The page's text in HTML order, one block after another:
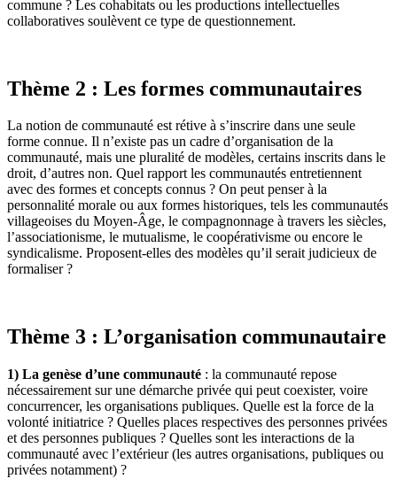
commune ? Les cohabitats ou les productions intellectuelles
collaboratives soulèvent ce type de questionnement.
Thème 2 : Les formes communautaires
La notion de communauté est rétive à s’inscrire dans une seule
forme connue. Il n’existe pas un cadre d’organisation de la
communauté, mais une pluralité de modèles, certains inscrits dans le
droit, d’autres non. Quel rapport les communautés entretiennent
avec des formes et concepts connus ? On peut penser à la
personnalité morale ou aux formes historiques, tels les communautés
villageoises du Moyen-Âge, le compagnonnage à travers les siècles,
l’associationisme, le mutualisme, le coopérativisme ou encore le
syndicalisme. Proposent-elles des modèles qu’il serait judicieux de
formaliser ?
Thème 3 : L’organisation communautaire
1) La genèse d’une communauté : la communauté repose
nécessairement sur une démarche privée qui peut coexister, voire
concurrencer, les organisations publiques. Quelle est la force de la
volonté initiatrice ? Quelles places respectives des personnes privées
et des personnes publiques ? Quelles sont les interactions de la
communauté avec l’extérieur (les autres organisations, publiques ou
privées notamment) ?